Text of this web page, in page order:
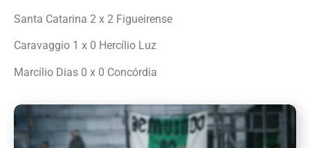
Santa Catarina 2 x 2 Figueirense
Caravaggio 1 x 0 Hercílio Luz
Marcílio Dias 0 x 0 Concórdia